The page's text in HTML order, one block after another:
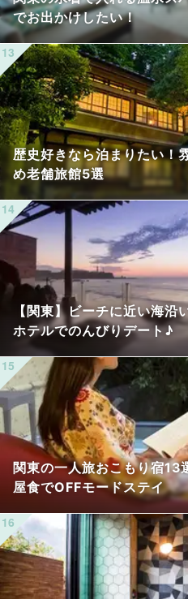
でお出かけしたい！
歴史好きなら泊まりたい！
め老舗旅館5選
【関東】ビーチに近い海
ホテルでのんびりデート♪
関東の一人旅おこもり宿13
屋食でOFFモードステイ